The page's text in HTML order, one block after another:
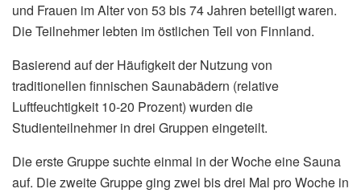
und Frauen im Alter von 53 bis 74 Jahren beteiligt waren.
Die Teilnehmer lebten im östlichen Teil von Finnland.
Basierend auf der Häufigkeit der Nutzung von
traditionellen finnischen Saunabädern (relative
Luftfeuchtigkeit 10-20 Prozent) wurden die
Studienteilnehmer in drei Gruppen eingeteilt.
Die erste Gruppe suchte einmal in der Woche eine Sauna
auf. Die zweite Gruppe ging zwei bis drei Mal pro Woche in